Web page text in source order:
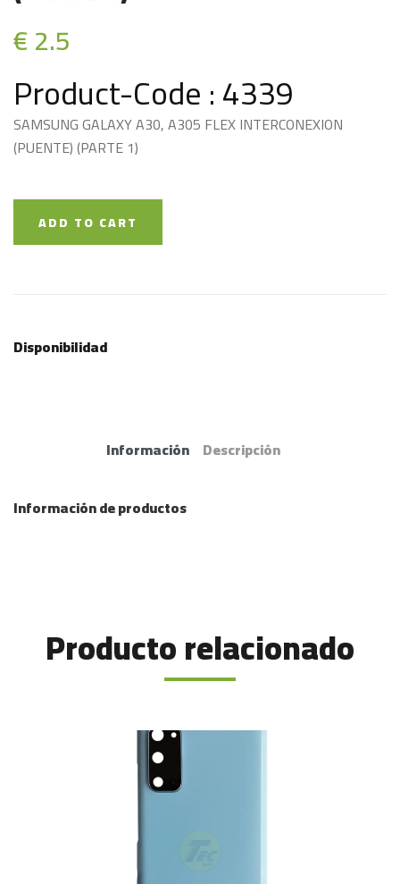
€ 2.5
Product-Code : 4339
SAMSUNG GALAXY A30, A305 FLEX INTERCONEXION
(PUENTE) (PARTE 1)
ADD TO CART
Disponibilidad
Información Descripción
Información de productos
Producto relacionado